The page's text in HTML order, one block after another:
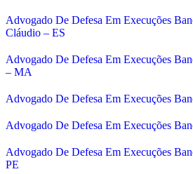
Advogado De Defesa Em Execuções
Cláudio – ES
Advogado De Defesa Em Execuções
– MA
Advogado De Defesa Em Execuções
Advogado De Defesa Em Execuções
Advogado De Defesa Em Execuções
PE